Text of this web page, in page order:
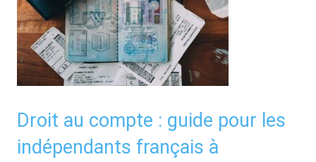
Droit au compte : guide pour les
indépendants français à